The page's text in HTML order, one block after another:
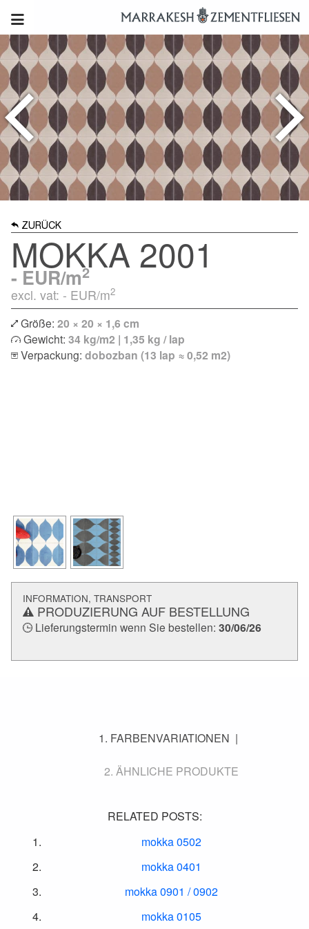
ZURÜCK
MOKKA 2001
- EUR/m2
excl. vat: - EUR/m2
Größe: 20 × 20 × 1,6 cm
Gewicht: 34 kg/m2 | 1,35 kg / lap
Verpackung: dobozban (13 lap ≈ 0,52 m2)
INFORMATION, TRANSPORT
PRODUZIERUNG AUF BESTELLUNG
Lieferungstermin wenn Sie bestellen: 30/06/26
FARBENVARIATIONEN
ÄHNLICHE PRODUKTE
RELATED POSTS:
mokka 0502
mokka 0401
mokka 0901 / 0902
mokka 0105